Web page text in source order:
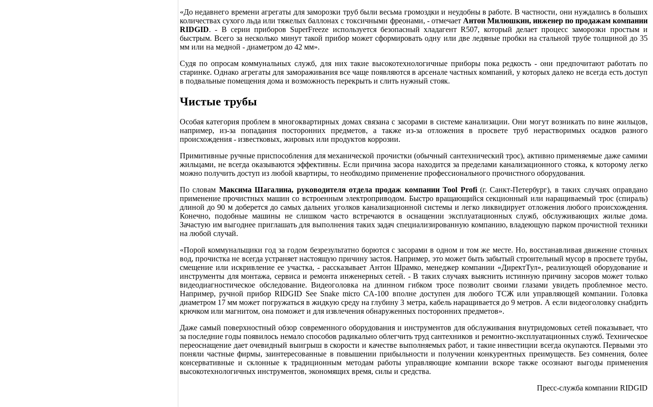
«До недавнего времени агрегаты для заморозки труб были весьма громоздки и неудобны в работе. В частности, они нуждались в больших
количествах сухого льда или тяжелых баллонах с токсичными фреонами, - отмечает Антон Милюшкин, инженер по продажам компании
RIDGID. - В серии приборов SuperFreeze используется безопасный хладагент R507, который делает процесс заморозки простым и
быстрым. Всего за несколько минут такой прибор может сформировать одну или две ледяные пробки на стальной трубе толщиной до 35
мм или на медной - диаметром до 42 мм».
Судя по опросам коммунальных служб, для них такие высокотехнологичные приборы пока редкость - они предпочитают работать по
старинке. Однако агрегаты для замораживания все чаще появляются в арсенале частных компаний, у которых далеко не всегда есть доступ
в подвальные помещения дома и возможность перекрыть и слить нужный стояк.
Чистые трубы
Особая категория проблем в многоквартирных домах связана с засорами в системе канализации. Они могут возникать по вине жильцов,
например, из-за попадания посторонних предметов, а также из-за отложения в просвете труб нерастворимых осадков разного
происхождения - известковых, жировых или продуктов коррозии.
Примитивные ручные приспособления для механической прочистки (обычный сантехнический трос), активно применяемые даже самими
жильцами, не всегда оказываются эффективны. Если причина засора находится за пределами канализационного стояка, к которому легко
можно получить доступ из любой квартиры, то необходимо применение профессионального прочистного оборудования.
По словам Максима Шагалина, руководителя отдела продаж компании Tool Profi(г. Санкт-Петербург), в таких случаях оправдано
применение прочистных машин со встроенным электроприводом. Быстро вращающийся секционный или наращиваемый трос (спираль)
длиной до 90 м доберется до самых дальних уголков канализационной системы и легко ликвидирует отложения любого происхождения.
Конечно, подобные машины не слишком часто встречаются в оснащении эксплуатационных служб, обслуживающих жилые дома.
Зачастую им выгоднее приглашать для выполнения таких задач специализированную компанию, владеющую парком прочистной техники
на любой случай.
«Порой коммунальщики год за годом безрезультатно борются с засорами в одном и том же месте. Но, восстанавливая движение сточных
вод, прочистка не всегда устраняет настоящую причину застоя. Например, это может быть забытый строительный мусор в просвете трубы,
смещение или искривление ее участка, - рассказывает Антон Шрамко, менеджер компании «ДиректТул», реализующей оборудование и
инструменты для монтажа, сервиса и ремонта инженерных сетей. - В таких случаях выяснить истинную причину засоров может только
видеодиагностическое обследование. Видеоголовка на длинном гибком тросе позволит своими глазами увидеть проблемное место.
Например, ручной прибор RIDGID See Snake micro CA-100 вполне доступен для любого ТСЖ или управляющей компании. Головка
диаметром 17 мм может погружаться в жидкую среду на глубину 3 метра, кабель наращивается до 9 метров. А если видеоголовку снабдить
крючком или магнитом, она поможет и для извлечения обнаруженных посторонних предметов».
Даже самый поверхностный обзор современного оборудования и инструментов для обслуживания внутридомовых сетей показывает, что
за последние годы появилось немало способов радикально облегчить труд сантехников и ремонтно-эксплуатационных служб. Техническое
переоснащение дает очевидный выигрыш в скорости и качестве выполняемых работ, и такие инвестиции всегда окупаются. Первыми это
поняли частные фирмы, заинтересованные в повышении прибыльности и получении конкурентных преимуществ. Без сомнения, более
консервативные и склонные к традиционным методам работы управляющие компании вскоре также осознают выгоды применения
высокотехнологичных инструментов, экономящих время, силы и средства.
Пресс-служба компании RIDGID